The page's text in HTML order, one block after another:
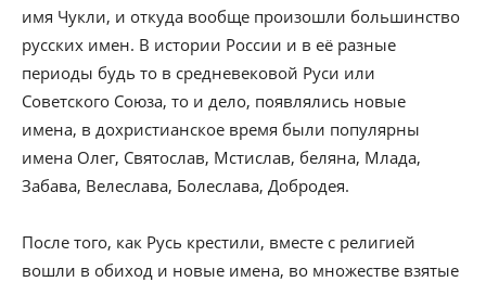
имя Чукли, и откуда вообще произошли большинство
русских имен. В истории России и в её разные
периоды будь то в средневековой Руси или
Советского Союза, то и дело, появлялись новые
имена, в дохристианское время были популярны
имена Олег, Святослав, Мстислав, беляна, Млада,
Забава, Велеслава, Болеслава, Добродея.
После того, как Русь крестили, вместе с религией
вошли в обиход и новые имена, во множестве взятые